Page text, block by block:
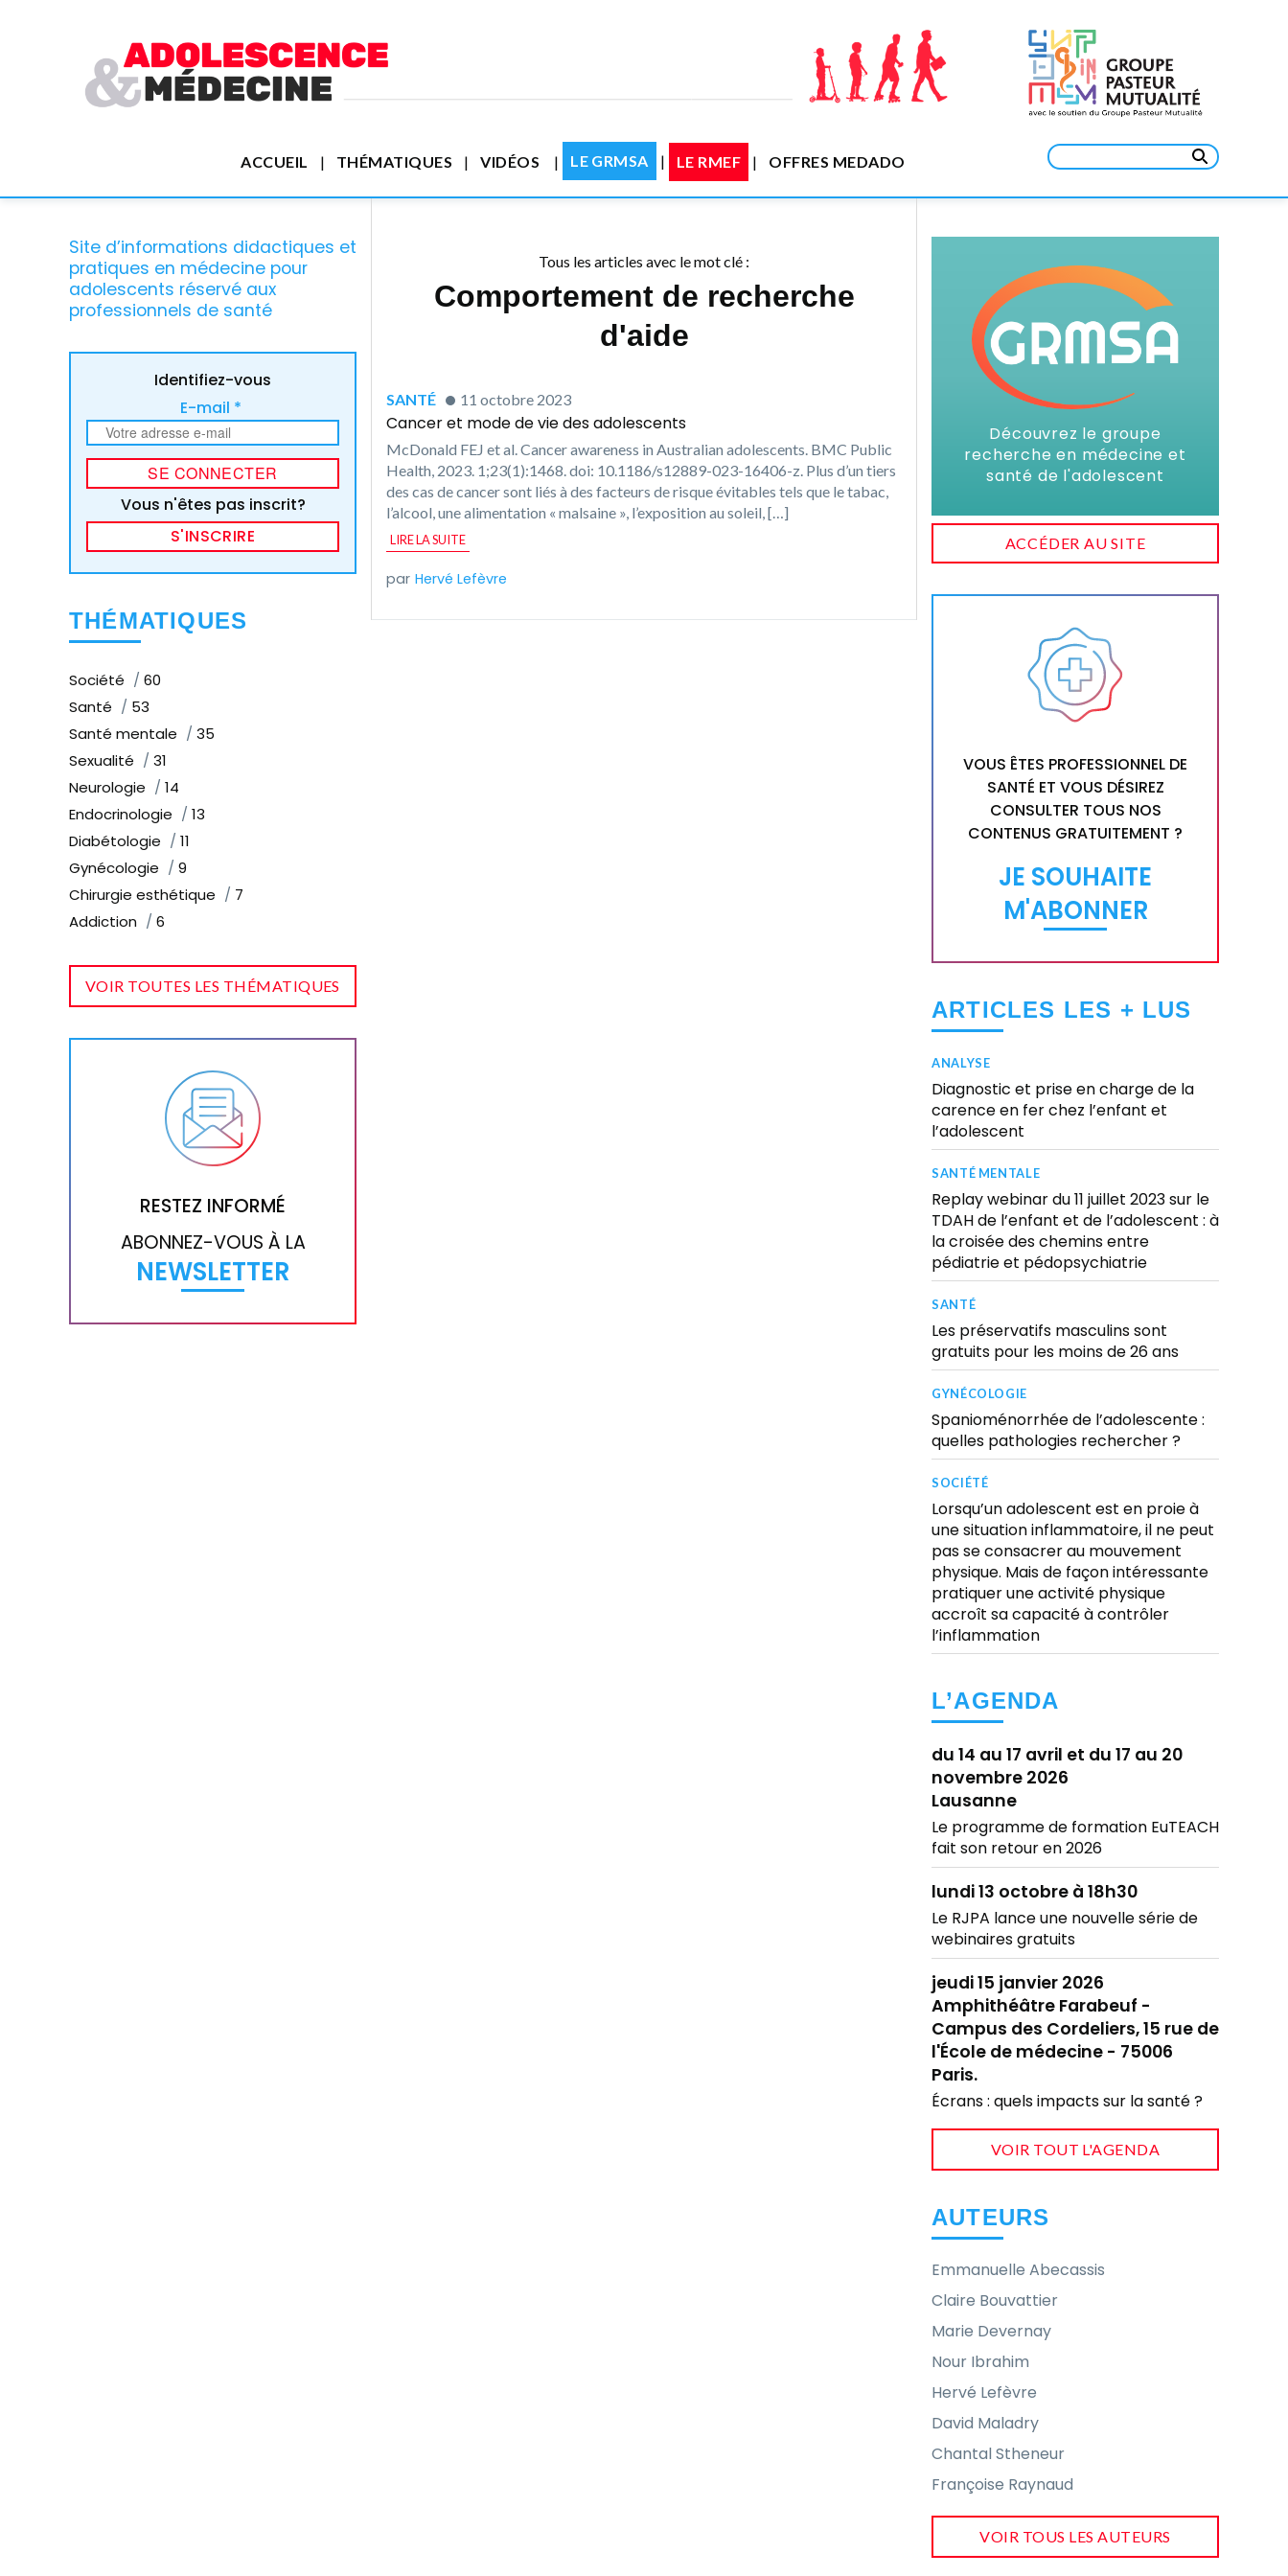
ACCUEIL THÉMATIQUES VIDÉOS LE GRMSA LE RMEF OFFRES MEDADO Rechercher :
Site d’informations didactiques et
pratiques en médecine pour
adolescents réservé aux
professionnels de santé
Identifiez-vous
E-mail *
Vous n'êtes pas inscrit?
S'INSCRIRE
THÉMATIQUES
Société
60
Santé
53
Santé mentale
35
Sexualité
31
Neurologie
14
Endocrinologie
13
Diabétologie
11
Gynécologie
9
Chirurgie esthétique
7
Addiction
6
VOIR TOUTES LES THÉMATIQUES
RESTEZ INFORMÉ
ABONNEZ-VOUS À LA
NEWSLETTER
Tous les articles avec le mot clé :
Comportement de recherche
d'aide
SANTÉ 11 octobre 2023
Cancer et mode de vie des adolescents
McDonald FEJ et al. Cancer awareness in Australian adolescents. BMC Public
Health, 2023. 1;23(1):1468. doi: 10.1186/s12889-023-16406-z. Plus d’un tiers
des cas de cancer sont liés à des facteurs de risque évitables tels que le tabac,
l’alcool, une alimentation « malsaine », l’exposition au soleil, […]
LIRE LA SUITE
Hervé Lefèvre
Découvrez le groupe
recherche en médecine et
santé de l'adolescent
ACCÉDER AU SITE
VOUS ÊTES PROFESSIONNEL DE
SANTÉ ET VOUS DÉSIREZ
CONSULTER TOUS NOS
CONTENUS GRATUITEMENT ?
JE SOUHAITE
M'ABONNER
ARTICLES LES + LUS
ANALYSE
Diagnostic et prise en charge de la
carence en fer chez l’enfant et
l’adolescent
SANTÉ MENTALE
Replay webinar du 11 juillet 2023 sur le
TDAH de l’enfant et de l’adolescent : à
la croisée des chemins entre
pédiatrie et pédopsychiatrie
SANTÉ
Les préservatifs masculins sont
gratuits pour les moins de 26 ans
GYNÉCOLOGIE
Spanioménorrhée de l’adolescente :
quelles pathologies rechercher ?
SOCIÉTÉ
Lorsqu’un adolescent est en proie à
une situation inflammatoire, il ne peut
pas se consacrer au mouvement
physique. Mais de façon intéressante
pratiquer une activité physique
accroît sa capacité à contrôler
l’inflammation
L’AGENDA
du 14 au 17 avril et du 17 au 20
novembre 2026
Lausanne
Le programme de formation EuTEACH
fait son retour en 2026
lundi 13 octobre à 18h30
Le RJPA lance une nouvelle série de
webinaires gratuits
jeudi 15 janvier 2026
Amphithéâtre Farabeuf -
Campus des Cordeliers, 15 rue de
l'École de médecine - 75006
Paris.
Écrans : quels impacts sur la santé ?
VOIR TOUT L'AGENDA
AUTEURS
Emmanuelle Abecassis
Claire Bouvattier
Marie Devernay
Nour Ibrahim
Hervé Lefèvre
David Maladry
Chantal Stheneur
Françoise Raynaud
VOIR TOUS LES AUTEURS